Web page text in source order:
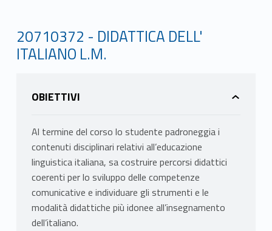
20710372 - DIDATTICA DELL'
ITALIANO L.M.
OBIETTIVI
Al termine del corso lo studente padroneggia i
contenuti disciplinari relativi all’educazione
linguistica italiana, sa costruire percorsi didattici
coerenti per lo sviluppo delle competenze
comunicative e individuare gli strumenti e le
modalità didattiche più idonee all’insegnamento
dell’italiano.